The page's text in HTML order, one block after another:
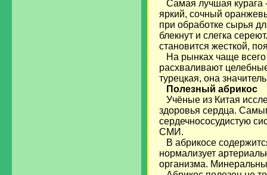
Самая лучшая курага
яркий, сочный
при обработке сырья
блекнут и слегка
становится жесткой,
На рынках чаще всего
расхваливают
турецкая, она
Полезный абрикос
Учёные из Китая
здоровья сердца.
сердечнососудистую
СМИ.
В абрикосе
нормализует
организма.